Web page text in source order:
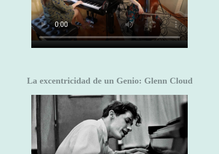
La excentricidad de un Genio: Glenn Cloud